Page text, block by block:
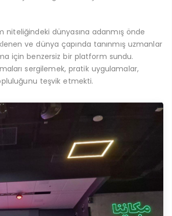
dünyasına adanmış önde
ve dünya çapında tanınmış uzmanlar
için benzersiz bir platform sundu.
sergilemek, pratik uygulamalar,
teşvik etmekti.